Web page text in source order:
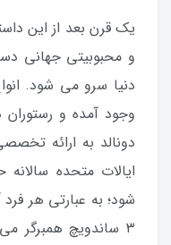
یک قرن بعد از این
و محبوبیتی جهانی
دنیا سرو می شود.
وجود آمده و
دونالد به ارائه
شود؛ به عبارتی هر
۳ ساندویچ